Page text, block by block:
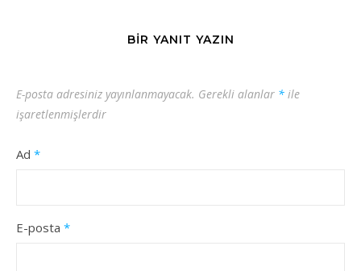
BIR YANIT YAZIN
E-posta adresiniz yayınlanmayacak. Gerekli alanlar * ile
işaretlenmişlerdir
Ad *
E-posta *